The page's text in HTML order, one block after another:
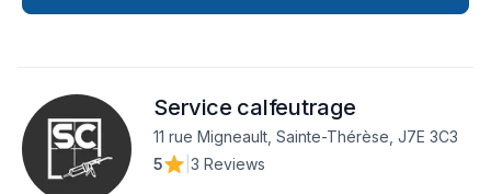
Meubles, Peinture, Plancher, Porte de garage, Portes et
à notre approche centrée sur le client, nous proposons des
solutions adaptées à vos besoins spécifiques et à votre
budget. Demandez votre soumission personnalisée et
démarrez votre projet en toute confiance.
Service calfeutrage
11 rue Migneault, Sainte-Thérèse, J7E 3C3
5
3 Reviews